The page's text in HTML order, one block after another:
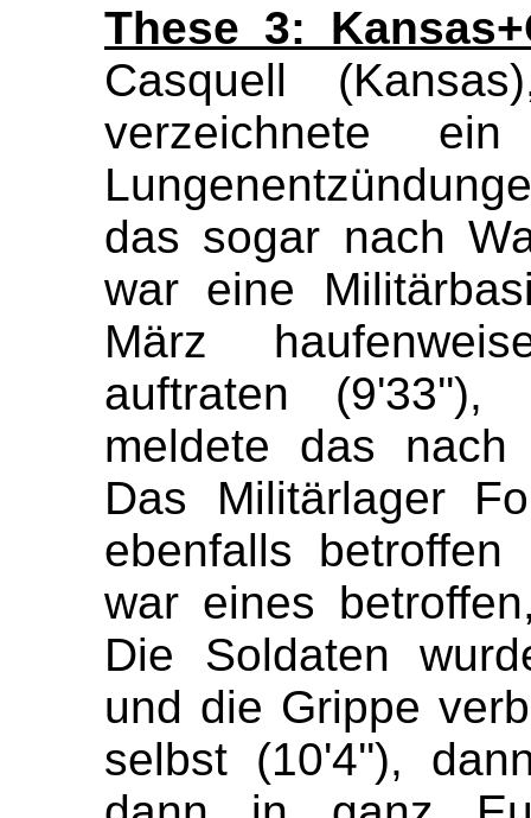
These 3:
Casquell
verzeichnete
das sogar nach
war eine
März
auftraten (9'33''),
meldete das
Das Militärlager
ebenfalls betroffen
war eines
Die Soldaten
und die Grippe
selbst (10'4''),